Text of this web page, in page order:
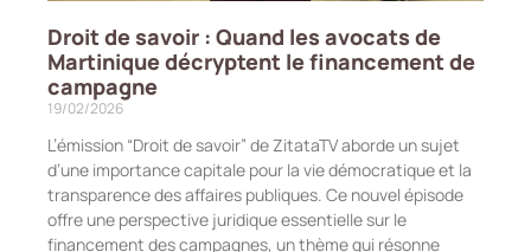
Droit de savoir : Quand les avocats de
Martinique décryptent le financement de
campagne
19/02/2026
L’émission “Droit de savoir” de ZitataTV aborde un sujet
d’une importance capitale pour la vie démocratique et la
transparence des affaires publiques. Ce nouvel épisode
offre une perspective juridique essentielle sur le
financement des campagnes, un thème qui résonne